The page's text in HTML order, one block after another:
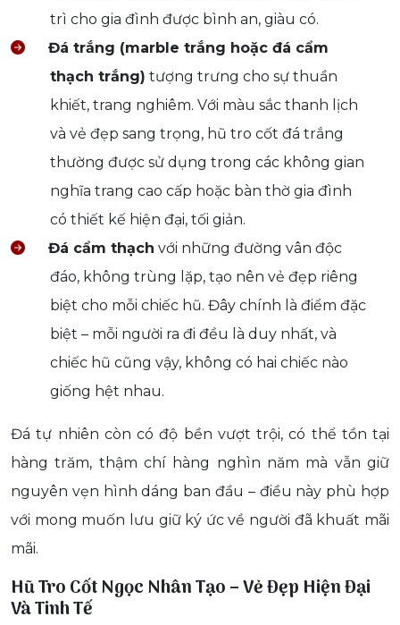
trì cho gia đình được bình an, giàu có.
Đá trắng (marble trắng hoặc đá cẩm
thạch trắng) tượng trưng cho sự thuần
khiết, trang nghiêm. Với màu sắc thanh lịch
và vẻ đẹp sang trọng, hũ tro cốt đá trắng
thường được sử dụng trong các không gian
nghĩa trang cao cấp hoặc bàn thờ gia đình
có thiết kế hiện đại, tối giản.
Đá cẩm thạch với những đường vân độc
đáo, không trùng lặp, tạo nên vẻ đẹp riêng
biệt cho mỗi chiếc hũ. Đây chính là điểm đặc
biệt – mỗi người ra đi đều là duy nhất, và
chiếc hũ cũng vậy, không có hai chiếc nào
giống hệt nhau.
Đá tự nhiên còn có độ bền vượt trội, có thể tồn tại
hàng trăm, thậm chí hàng nghìn năm mà vẫn giữ
nguyên vẹn hình dáng ban đầu – điều này phù hợp
với mong muốn lưu giữ ký ức về người đã khuất mãi
mãi.
Hũ Tro Cốt Ngọc Nhân Tạo – Vẻ Đẹp Hiện Đại
Và Tinh Tế